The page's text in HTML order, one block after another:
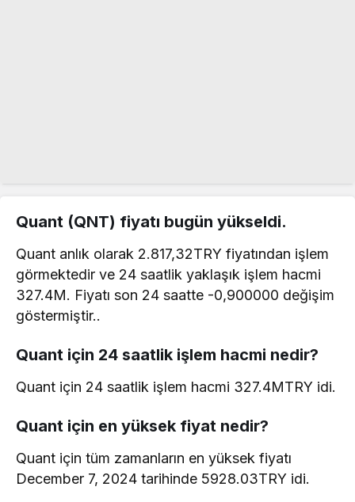
Quant (QNT) fiyatı bugün yükseldi.
Quant anlık olarak 2.817,32TRY fiyatından işlem
görmektedir ve 24 saatlik yaklaşık işlem hacmi
327.4M. Fiyatı son 24 saatte -0,900000 değişim
göstermiştir..
Quant için 24 saatlik işlem hacmi nedir?
Quant için 24 saatlik işlem hacmi 327.4MTRY idi.
Quant için en yüksek fiyat nedir?
Quant için tüm zamanların en yüksek fiyatı
December 7, 2024 tarihinde 5928.03TRY idi.